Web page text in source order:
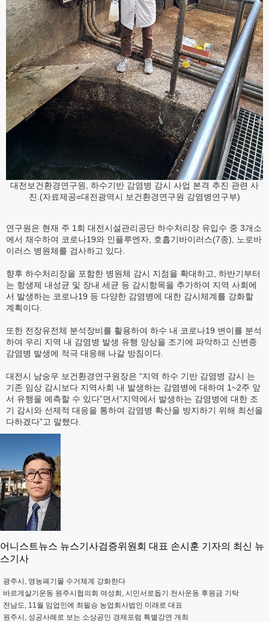
대전보건환경연구원, 하수기반 감염병 감시 사업 본격 추진 관련 사
진.(자료제공=대전광역시 보건환경연구원 감염병연구부)
연구원은 현재 주 1회 대전시설관리공단 하수처리장 유입수 중 3개소
에서 채수하여 코로나19와 인플루엔자, 호흡기바이러스(7종), 노로바
이러스 병원체를 검사하고 있다.
향후 하수처리장을 포함한 병원체 감시 지점을 확대하고, 하반기부터
는 항생제 내성균 및 장내 세균 등 감시항목을 추가하여 지역 사회에
서 발생하는 코로나19 등 다양한 감염병에 대한 감시체계를 강화할
계획이다.
또한 전장유전체 분석장비를 활용하여 하수 내 코로나19 변이를 분석
하여 우리 지역 내 감염병 발생 유행 양상을 조기에 파악하고 신변종
감염병 발생에 적극 대응해 나갈 방침이다.
대전시 남숭우 보건환경연구원장은 “지역 하수 기반 감염병 감시 는
기존 임상 감시보다 지역사회 내 발생하는 감염병에 대하여 1~2주 앞
서 유행을 예측할 수 있다”면서“지역에서 발생하는 감염병에 대한 조
기 감시와 선제적 대응을 통하여 감염병 확산을 방지하기 위해 최선을
다하겠다”고 말했다.
어니스트뉴스 뉴스기사검증위원회 대표 손시훈 기자의 최신 뉴
스기사
광주시, 영농폐기물 수거체계 강화한다
바르게살기운동 원주시협의회 여성회, 시민서로돕기 천사운동 후원금 기탁
전남도, 11월 임업인에 최필승 농업회사법인 미래로 대표
원주시, 성공사례로 보는 소상공인 경제포럼 특별강연 개최